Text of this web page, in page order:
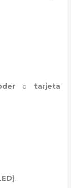
o tarjeta
.